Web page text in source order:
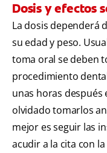
Dosis y efectos
La dosis dependerá
su edad y peso.
toma oral se deben
procedimiento
unas horas después
olvidado tomarlos
mejor es seguir las
acudir a la cita con